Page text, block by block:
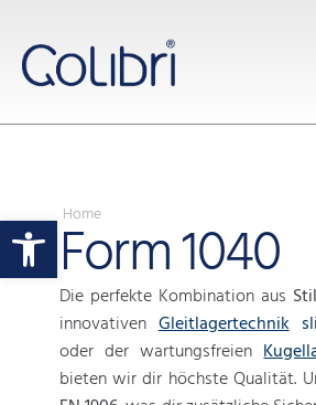
Werkzeugleiste öffnen
Home
Form 1040
Die perfekte Kombination aus Stil
innovativen Gleitlagertechnik
oder der wartungsfreien
bieten wir dir höchste Qualität.